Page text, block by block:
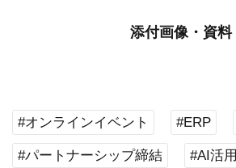
添付画像・資料
#オンラインイベント #ERP
#パートナーシップ締結 #AI活用